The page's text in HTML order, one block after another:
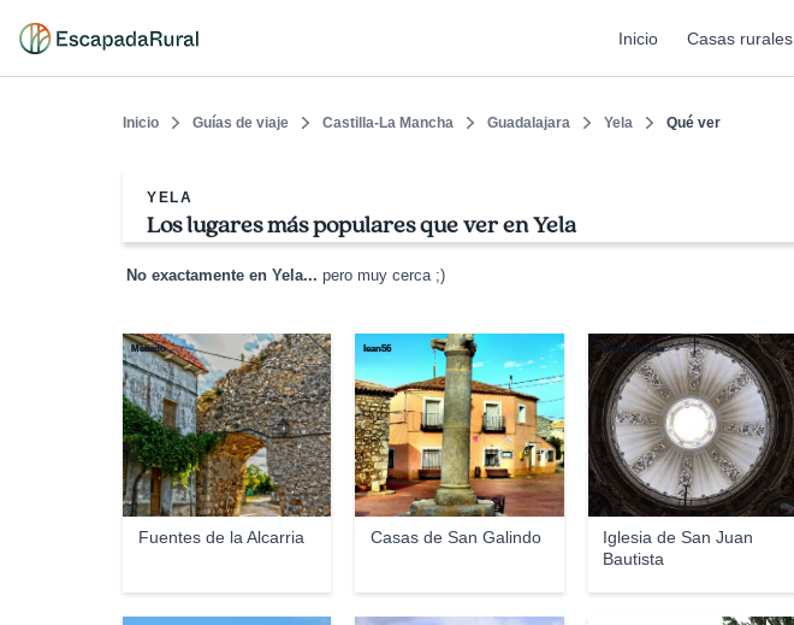
Inicio Casas rurales
Inicio Guías de viaje Castilla-La Mancha Guadalajara Yela Qué ver
YELA
Los lugares más populares que ver en Yela
No exactamente en Yela... pero muy cerca ;)
Fuentes de la Alcarria
Mellado
Casas de San Galindo
lean56
Iglesia de San Juan
Bautista
Reinhardhauke